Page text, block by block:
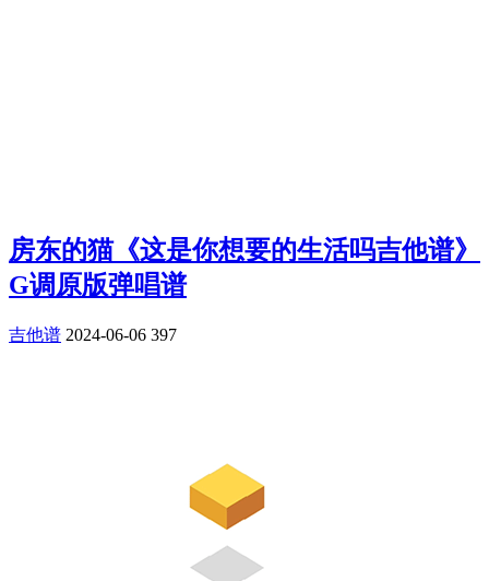
房东的猫《这是你想要的生活吗吉他谱》
G调原版弹唱谱
吉他谱 2024-06-06 397